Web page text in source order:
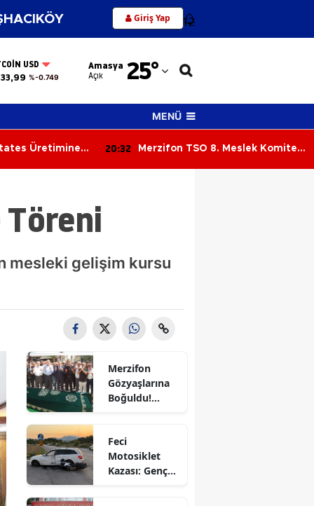
Giriş Yap 12
USD
%-0.749
Amasya
Açık 25°
Adana
Adıyaman
Ağrı
Amasya
Aydın
Bilecik
Bitlis
Burdur
Bursa
MENÜ
Üretimine
20:32
Merzifon TSO 8. Meslek Komitesi
mesleki gelişim kursu
Merzifon
Gözyaşlarına
Boğuldu!
Son
Yolculuğuna
Uğurlandı
Feci
Motosiklet
Kazası: Genç